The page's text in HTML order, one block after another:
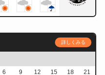
詳しくみる
6 9 12 15 18 21